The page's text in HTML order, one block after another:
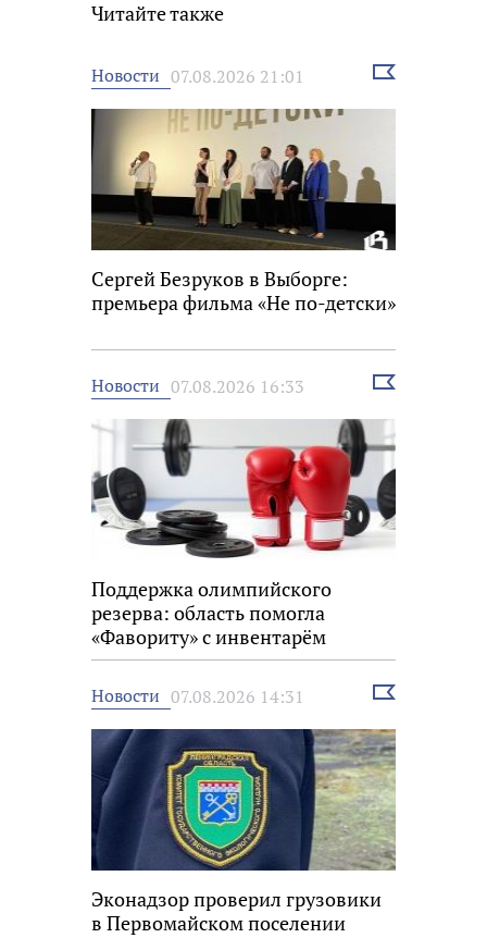
Читайте также
Новости 07.08.2026 21:01
Выбрать
Сергей Безруков в Выборге:
премьера фильма «Не по-детски»
Новости 07.08.2026 16:33
Выбрать
Поддержка олимпийского
резерва: область помогла
«Фавориту» с инвентарём
Новости 07.08.2026 14:31
Выбрать
Эконадзор проверил грузовики
в Первомайском поселении